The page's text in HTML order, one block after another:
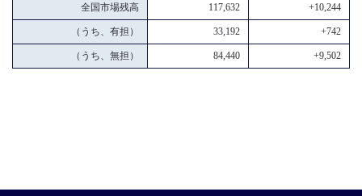
全国市場残高 117,632 +10,244
（うち、有担） 33,192 +742
（うち、無担） 84,440 +9,502